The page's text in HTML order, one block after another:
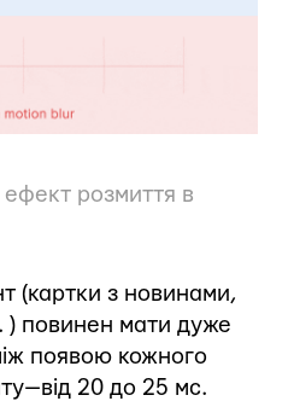
розмиття в
(картки з новинами,
) повинен мати дуже
появою кожного
— від 20 до 25 мс.